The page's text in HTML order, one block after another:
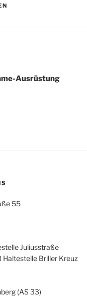
Ausrüstung
55
Juliusstraße
Haltestelle Briller Kreuz
(AS 33)